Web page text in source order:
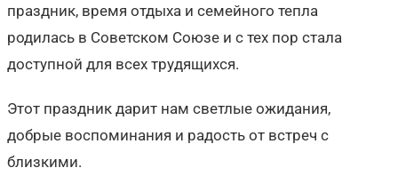
праздник, время отдыха и семейного тепла
родилась в Советском Союзе и с тех пор стала
доступной для всех трудящихся.
Этот праздник дарит нам светлые ожидания,
добрые воспоминания и радость от встреч с
близкими.